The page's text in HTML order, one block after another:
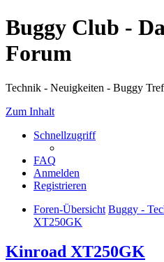
Buggy Club -
Forum
Technik - Neuigkeiten - Buggy
Zum Inhalt
Schnellzugriff
FAQ
Anmelden
Registrieren
Foren-Übersicht Buggy -
XT250GK
Kinroad XT250GK